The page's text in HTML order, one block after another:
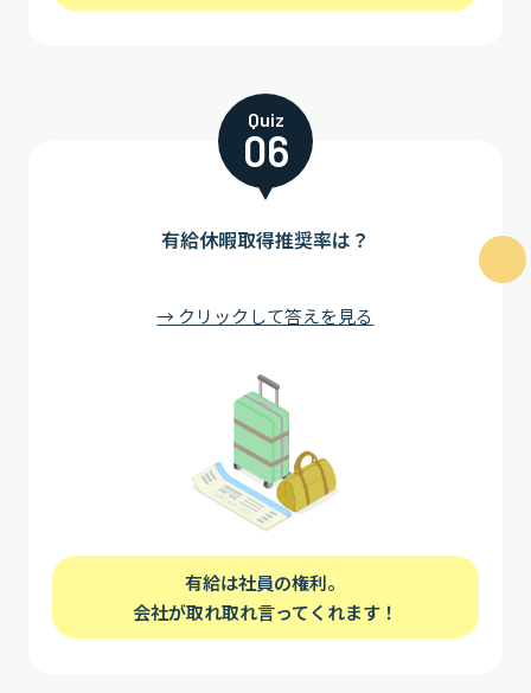
Quiz
06
有給休暇取得推奨率は？
→ クリックして答えを見る
有給は社員の権利。
会社が取れ取れ言ってくれます！